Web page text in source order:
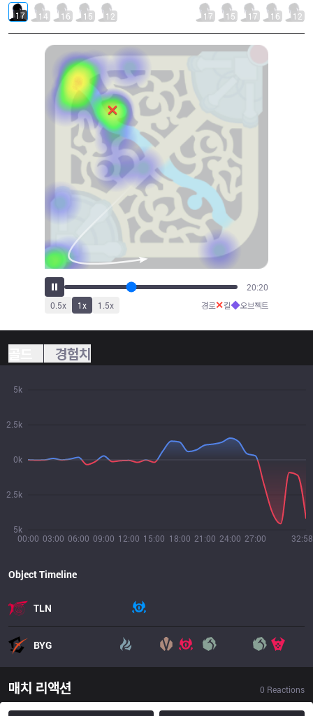
17 14 16 15 12 17 15 17 16 12
22:50
0.5x 1x 1.5x 경로✕킬◆오브젝트
경험치
00:00 03:00 06:00 09:00 12:00 15:00 18:00 21:00 24:00 27:00 32:58
5k
2.5k
0k
2.5k
5k
Object Timeline
TLN
BYG
매치 리액션 0 Reactions